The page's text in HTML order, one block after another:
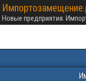
Новые предприятия.